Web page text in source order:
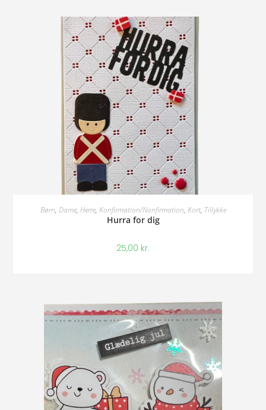
Tilføj Til Kurv
Børn, Dame, Herre, Konfirmation/Nonfirmation, Kort, Tillykke
Hurra for dig
25,00 kr.